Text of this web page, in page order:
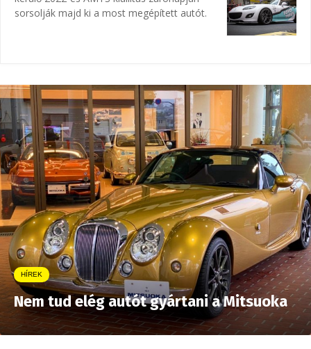
sorsolják majd ki a most megépített autót.
HÍREK
Nem tud elég autót gyártani a Mitsuoka